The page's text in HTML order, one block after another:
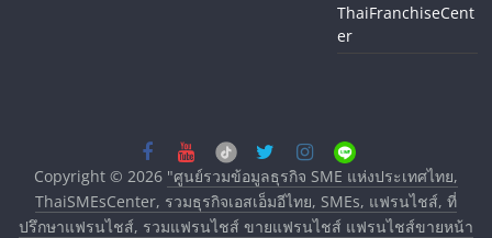
ThaiFranchiseCent
er
Copyright © 2026 "ศูนย์รวมข้อมูลธุรกิจ SME แห่งประเทศไทย,
ThaiSMEsCenter, รวมธุรกิจเอสเอ็มอีไทย, SMEs, แฟรนไชส์, ที่
ปรึกษาแฟรนไชส์, รวมแฟรนไชส์ ขายแฟรนไชส์ แฟรนไชส์ขายหน้า